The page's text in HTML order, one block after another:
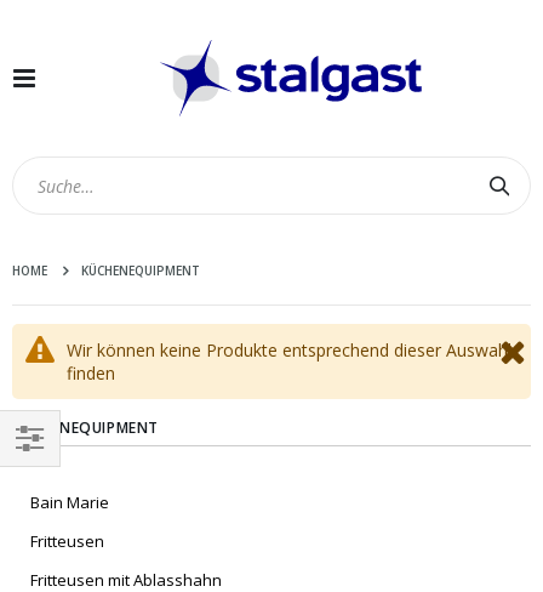
Navigation
HOME KÜCHENEQUIPMENT
Wir können keine Produkte entsprechend dieser Auswahl
finden
KÜCHENEQUIPMENT
Bain Marie
Fritteusen
Fritteusen mit Ablasshahn
EINKAUFEN
NACH